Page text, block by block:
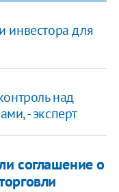
инвестора для
над
- эксперт
соглашение о